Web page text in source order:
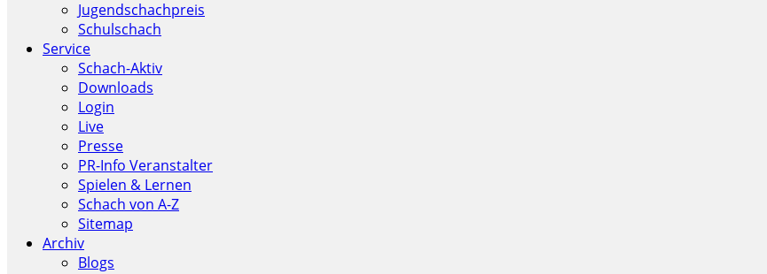
Jugendschachpreis
Schulschach
Service
Schach-Aktiv
Downloads
Login
Live
Presse
PR-Info Veranstalter
Spielen & Lernen
Schach von A-Z
Sitemap
Archiv
Blogs